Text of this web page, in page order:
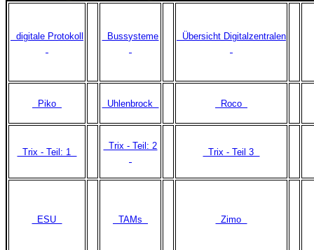
digitale Protokoll Bussysteme Übersicht Digitalzentralen
Piko Uhlenbrock Roco
Trix - Teil: 1
Trix - Teil: 2
Trix - Teil 3
ESU TAMs Zimo